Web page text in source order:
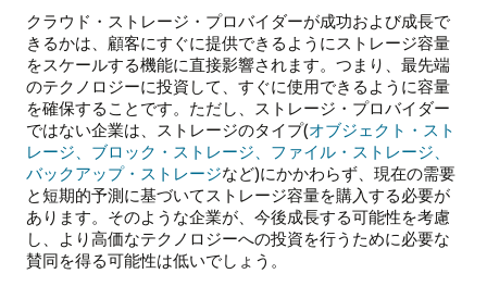
クラウド・ストレージ・プロバイダーが成功および成長で
きるかは、顧客にすぐに提供できるようにストレージ容量
をスケールする機能に直接影響されます。つまり、最先端
のテクノロジーに投資して、すぐに使用できるように容量
を確保することです。ただし、ストレージ・プロバイダー
ではない企業は、ストレージのタイプ(オブジェクト・スト
レージ、ブロック・ストレージ、ファイル・ストレージ、
バックアップ・ストレージなど)にかかわらず、現在の需要
と短期的予測に基づいてストレージ容量を購入する必要が
あります。そのような企業が、今後成長する可能性を考慮
し、より高価なテクノロジーへの投資を行うために必要な
賛同を得る可能性は低いでしょう。